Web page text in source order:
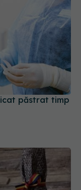
păstrat timp